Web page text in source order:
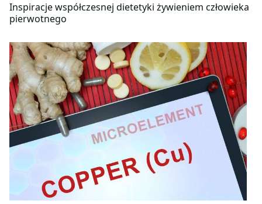
Inspiracje współczesnej dietetyki żywieniem człowieka
pierwotnego